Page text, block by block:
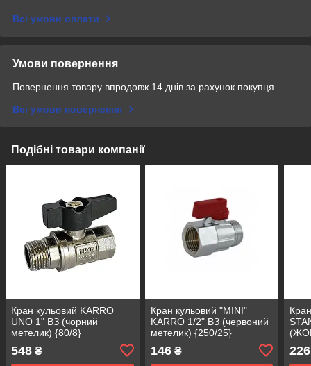
Всі умови оплати
Умови повернення
Повернення товару впродовж 14 днів за рахунок покупця
Всі умови повернення
Подібні товари компанії
Кран кульовий KARRO
UNO 1" ВЗ (чорний
метелик) {80/8}
548 ₴
Кран кульовий "MINI"
KARRO 1/2" ВЗ (червоний
метелик) {250/25}
146₴ 226